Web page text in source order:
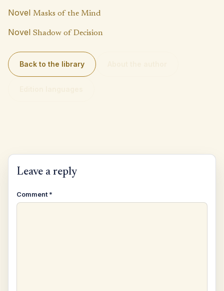
Novel Masks of the Mind
Novel Shadow of Decision
Back to the library
Leave a reply
Comment *